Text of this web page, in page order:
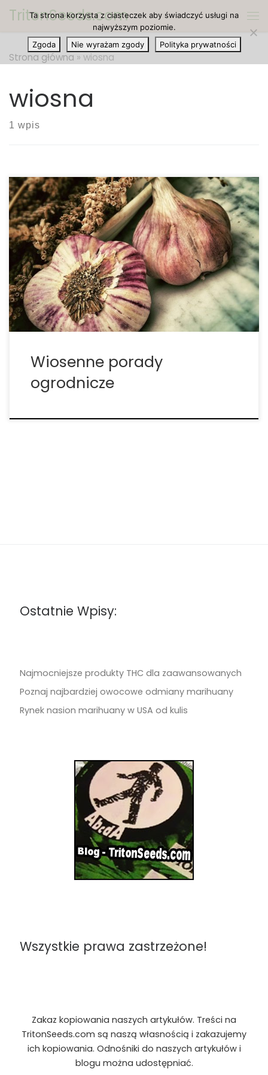
Przejdź do treści
TritonSeeds.com
Strona główna » wiosna
wiosna
1 wpis
Może być chłodno na zewnątrz, liście mogą spadać
z drzew, a cała pogoda może być po prostu…
mroczna. Jednak jest mnóstwo rzeczy, które
możesz zrobić na początku wiosny, aby ożywić
ogród. 1. Karm ptaki Biorąc pod uwagę to, że rośliny
[…]
Wiosenne porady
ogrodnicze
Ostatnie Wpisy:
Najmocniejsze produkty THC dla zaawansowanych
Poznaj najbardziej owocowe odmiany marihuany
Rynek nasion marihuany w USA od kulis
Wszystkie prawa zastrzeżone!
Zakaz kopiowania naszych artykułów. Treści na
TritonSeeds.com są naszą własnością i zakazujemy
ich kopiowania. Odnośniki do naszych artykułów i
blogu można udostępniać.
Ta strona korzysta z ciasteczek aby świadczyć usługi na
najwyższym poziomie.
Zgoda
Nie wyrażam zgody Polityka prywatności